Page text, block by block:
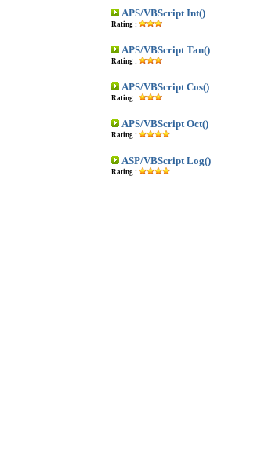
APS/VBScript Int()
Rating :
APS/VBScript Tan()
Rating :
APS/VBScript Cos()
Rating :
APS/VBScript Oct()
Rating :
ASP/VBScript Log()
Rating :